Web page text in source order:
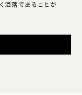
洒落であることが